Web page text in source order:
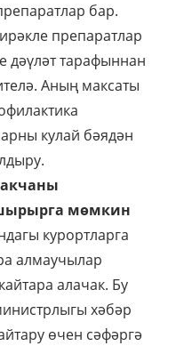
бар.
препаратлар
дәүләт тарафыннан
Аның максаты
кулай бәядән
акчаны
мөмкин
курортларга
алмаучылар
алачак. Бу
хәбәр
өчен сәфәргә